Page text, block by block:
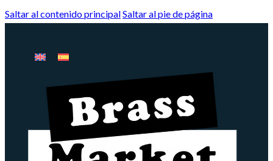
Saltar al contenido principalSaltar al pie de página